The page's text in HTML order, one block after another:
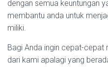
dengan semua keuntungan
membantu anda untuk
miliki.
Bagi Anda ingin cepat-
dari kami apalagi yang